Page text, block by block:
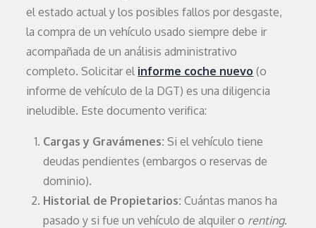
el estado actual y los posibles fallos por desgaste,
la compra de un vehículo usado siempre debe ir
acompañada de un análisis administrativo
completo. Solicitar el informe coche nuevo (o
informe de vehículo de la DGT) es una diligencia
ineludible. Este documento verifica:
Cargas y Gravámenes: Si el vehículo tiene
deudas pendientes (embargos o reservas de
dominio).
Historial de Propietarios: Cuántas manos ha
pasado y si fue un vehículo de alquiler o renting.